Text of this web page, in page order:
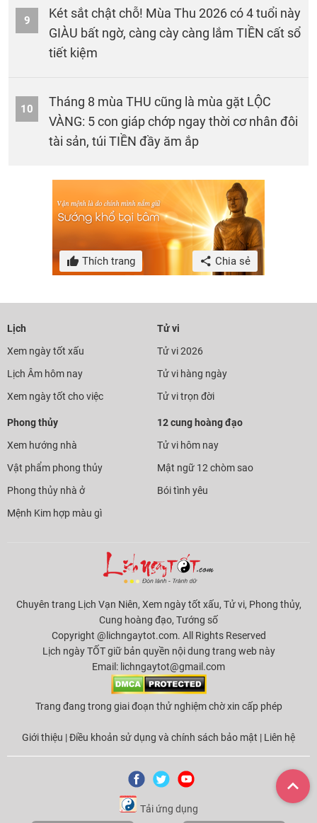
9
Két sắt chật chỗ! Mùa Thu 2026 có 4 tuổi này
GIÀU bất ngờ, càng cày càng lắm TIỀN cất sổ
tiết kiệm
10
Tháng 8 mùa THU cũng là mùa gặt LỘC
VÀNG: 5 con giáp chớp ngay thời cơ nhân đôi
tài sản, túi TIỀN đầy ăm ắp
Thích trang Chia sẻ
Lịch
Xem ngày tốt xấu
Lịch Âm hôm nay
Xem ngày tốt cho việc
Tử vi
Tử vi 2026
Tử vi hàng ngày
Tử vi trọn đời
Phong thủy
Xem hướng nhà
Vật phẩm phong thủy
Phong thủy nhà ở
Mệnh Kim hợp màu gì
12 cung hoàng đạo
Tử vi hôm nay
Mật ngữ 12 chòm sao
Bói tình yêu
Chuyên trang Lịch Vạn Niên, Xem ngày tốt xấu, Tử vi, Phong thủy,
Cung hoàng đạo, Tướng số
Copyright @lichngaytot.com. All Rights Reserved
Lịch ngày TỐT giữ bản quyền nội dung trang web này
Email: lichngaytot@gmail.com
Trang đang trong giai đoạn thử nghiệm chờ xin cấp phép
Giới thiệu |Điều khoản sử dụng và chính sách bảo mật | Liên hệ
Tải ứng dụng